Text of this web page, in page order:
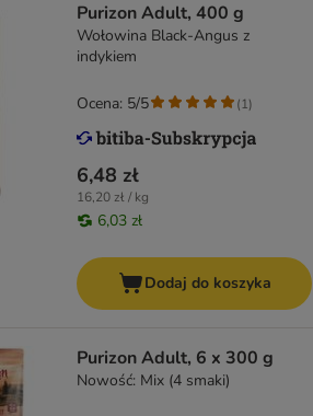
Purizon Adult, 400 g
Wołowina Black-Angus z
indykiem
6,48 zł
16,20 zł / kg
6,03 zł
Ocena: 5/5 (1)
Dodaj do koszyka
Purizon Adult, 6 x 300 g
Nowość: Mix (4 smaki)